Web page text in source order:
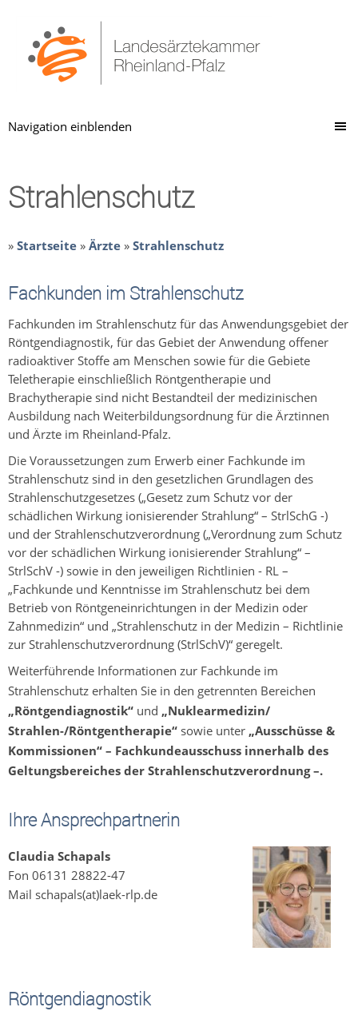
Navigation einblenden
Strahlenschutz
» Startseite » Ärzte » Strahlenschutz
Fachkunden im Strahlenschutz
Fachkunden im Strahlenschutz für das Anwendungsgebiet der
Röntgendiagnostik, für das Gebiet der Anwendung offener
radioaktiver Stoffe am Menschen sowie für die Gebiete
Teletherapie einschließlich Röntgentherapie und
Brachytherapie sind nicht Bestandteil der medizinischen
Ausbildung nach Weiterbildungsordnung für die Ärztinnen
und Ärzte im Rheinland-Pfalz.
Die Voraussetzungen zum Erwerb einer Fachkunde im
Strahlenschutz sind in den gesetzlichen Grundlagen des
Strahlenschutzgesetzes („Gesetz zum Schutz vor der
schädlichen Wirkung ionisierender Strahlung“ – StrlSchG -)
und der Strahlenschutzverordnung („Verordnung zum Schutz
vor der schädlichen Wirkung ionisierender Strahlung“ –
StrlSchV -) sowie in den jeweiligen Richtlinien - RL –
„Fachkunde und Kenntnisse im Strahlenschutz bei dem
Betrieb von Röntgeneinrichtungen in der Medizin oder
Zahnmedizin“ und „Strahlenschutz in der Medizin – Richtlinie
zur Strahlenschutzverordnung (StrlSchV)“ geregelt.
Weiterführende Informationen zur Fachkunde im
Strahlenschutz erhalten Sie in den getrennten Bereichen
„Röntgendiagnostik“ und „Nuklearmedizin/
Strahlen-/Röntgentherapie“ sowie unter „Ausschüsse &
Kommissionen“ – Fachkundeausschuss innerhalb des
Geltungsbereiches der Strahlenschutzverordnung –.
Ihre Ansprechpartnerin
Claudia Schapals
Fon 06131 28822-47
Mail schapals(at)laek-rlp.de
Röntgendiagnostik